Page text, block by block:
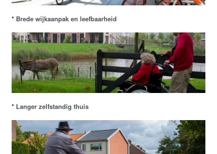
* Brede wijkaanpak en leefbaarheid
* Langer zelfstandig thuis